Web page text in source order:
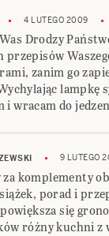
4 LUTEGO 2009
Drodzy
zanim go
lampkę
i wracam do
9 LUTEGO
komplementy
porad i
się
różny kuchni